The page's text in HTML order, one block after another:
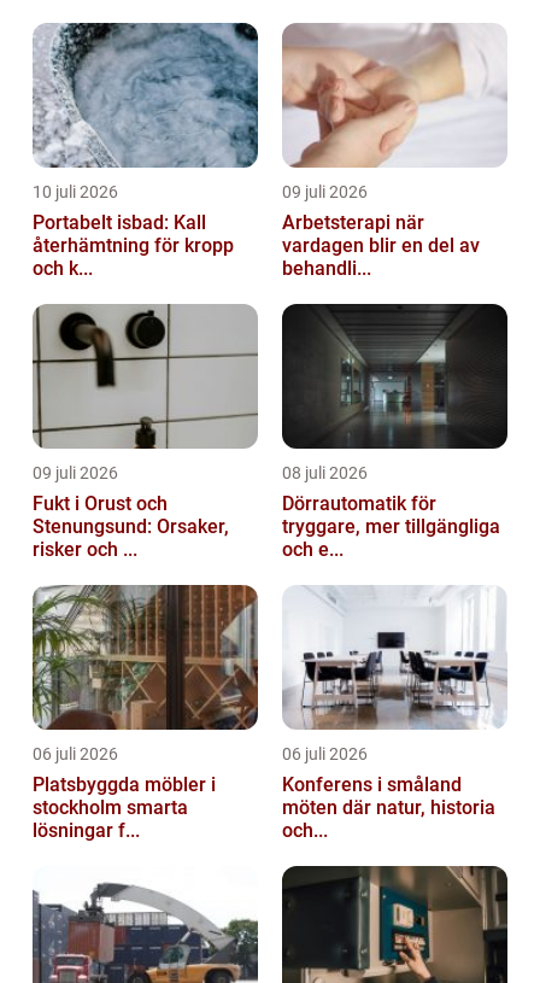
10 juli 2026
Portabelt isbad: Kall
återhämtning för kropp
och k...
09 juli 2026
Arbetsterapi när
vardagen blir en del av
behandli...
09 juli 2026
Fukt i Orust och
Stenungsund: Orsaker,
risker och ...
08 juli 2026
Dörrautomatik för
tryggare, mer tillgängliga
och e...
06 juli 2026
Platsbyggda möbler i
stockholm smarta
lösningar f...
06 juli 2026
Konferens i småland
möten där natur, historia
och...